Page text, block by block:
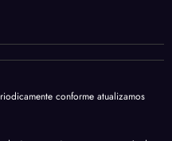
conforme atualizamos